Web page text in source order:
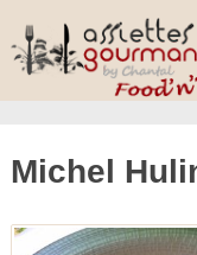
Michel